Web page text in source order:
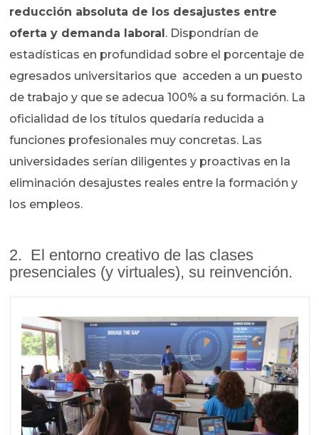
reducción absoluta de los desajustes entre
oferta y demanda laboral . Dispondrían de
estadísticas en profundidad sobre el porcentaje de
egresados universitarios que acceden a un puesto
de trabajo y que se adecua 100% a su formación. La
oficialidad de los títulos quedaría reducida a
funciones profesionales muy concretas. Las
universidades serían diligentes y proactivas en la
eliminación desajustes reales entre la formación y
los empleos.
2. El entorno creativo de las clases
presenciales (y virtuales), su reinvención.